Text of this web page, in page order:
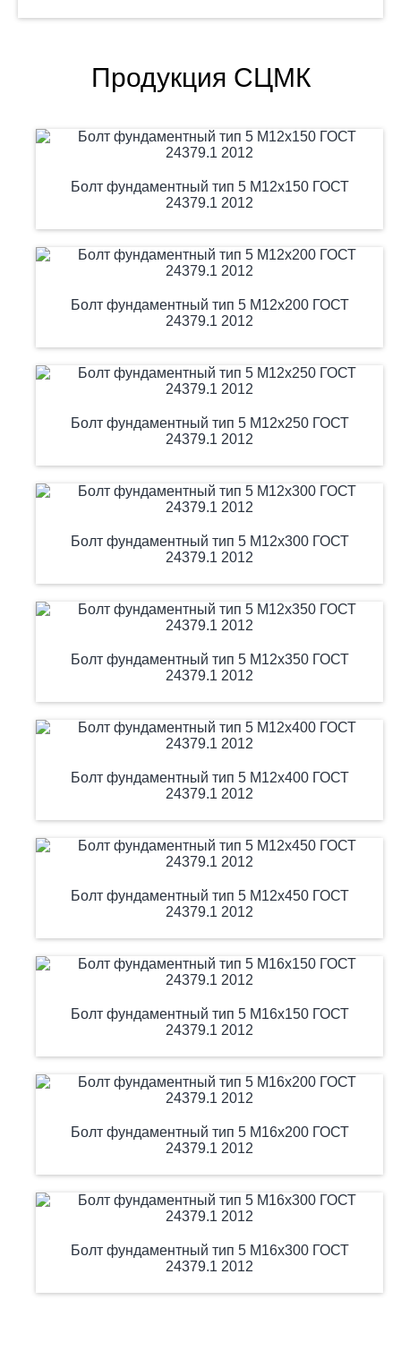
Продукция СЦМК
Болт фундаментный тип 5 М12х150 ГОСТ
24379.1 2012
Болт фундаментный тип 5 М12х200 ГОСТ
24379.1 2012
Болт фундаментный тип 5 М12х250 ГОСТ
24379.1 2012
Болт фундаментный тип 5 М12х300 ГОСТ
24379.1 2012
Болт фундаментный тип 5 М12х350 ГОСТ
24379.1 2012
Болт фундаментный тип 5 М12х400 ГОСТ
24379.1 2012
Болт фундаментный тип 5 М12х450 ГОСТ
24379.1 2012
Болт фундаментный тип 5 М16х150 ГОСТ
24379.1 2012
Болт фундаментный тип 5 М16х200 ГОСТ
24379.1 2012
Болт фундаментный тип 5 М16х300 ГОСТ
24379.1 2012